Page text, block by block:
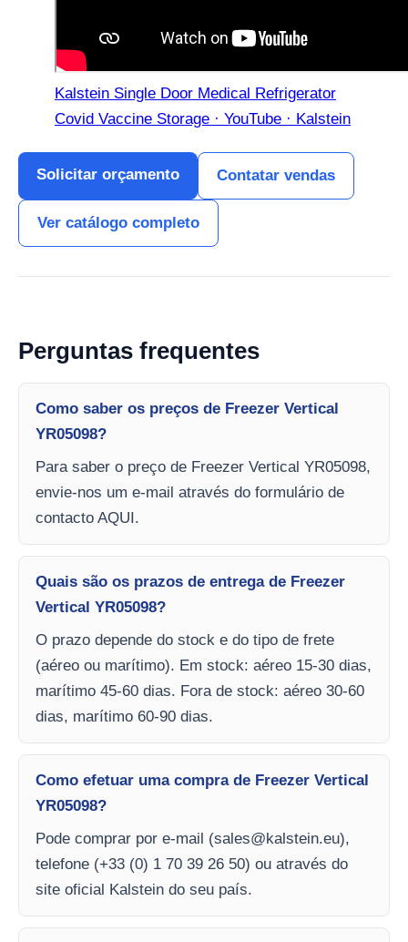
Kalstein Single Door Medical Refrigerator
Covid Vaccine Storage · YouTube · Kalstein
Solicitar orçamento Contatar vendas
Ver catálogo completo
Perguntas frequentes
Como saber os preços de Freezer Vertical
YR05098?
Para saber o preço de Freezer Vertical YR05098,
envie-nos um e-mail através do formulário de
contacto AQUI.
Quais são os prazos de entrega de Freezer
Vertical YR05098?
O prazo depende do stock e do tipo de frete
(aéreo ou marítimo). Em stock: aéreo 15-30 dias,
marítimo 45-60 dias. Fora de stock: aéreo 30-60
dias, marítimo 60-90 dias.
Como efetuar uma compra de Freezer Vertical
YR05098?
Pode comprar por e-mail (sales@kalstein.eu),
telefone (+33 (0) 1 70 39 26 50) ou através do
site oficial Kalstein do seu país.